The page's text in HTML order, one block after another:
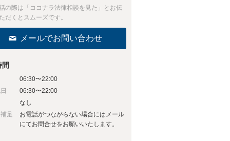
の際は「ココナラ法律相談を見た」とお伝
だくとスムーズです。
メールでお問い合わせ
06:30〜22:00
06:30〜22:00
なし
足
お電話がつながらない場合にはメール
にてお問合せをお願いいたします。